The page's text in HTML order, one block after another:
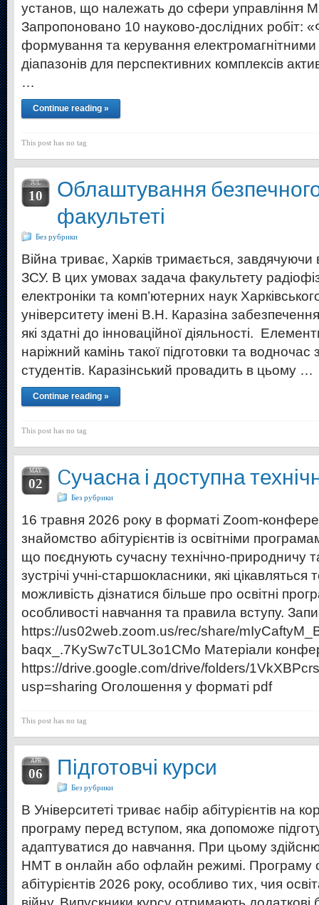
установ, що належать до сфери управління
Запропоновано 10 науково-дослідних робіт:
формування та керування
діапазонів для перспективних комплексів
…
Continue reading »
This post has no tag
JUL
10
Облаштування
факультеті
Без рубрики
Війна триває, Харків тримається,
ЗСУ. В цих умовах задача факультету
електроніки та комп’ютерних наук
університету імені В.Н. Каразіна
які здатні до інноваційної діяльності.
наріжний камінь такої підготовки та
студентів. Каразінський провадить в цьому …
Continue reading »
This post has no tag
MAY
02 Cучасна і доступна
Без рубрики
16 травня 2026 року в форматі Zoom-
знайомство абітурієнтів із освітніми
що поєднують сучасну технічно-природничу
зустрічі учні-старшокласники, які цікавляться
можливість дізнатися більше про освітні
особливості навчання та правила вступу.
https://us02web.zoom.us/rec/share/
baqx_.7KySw7cTUL3o1CMo Матеріали
https://drive.google.com/drive/folders/
usp=sharing Оголошення у форматі pdf
This post has no tag
APR
06 Підготовчі курси
Без рубрики
В Університеті триває набір абітурієнтів на
програму перед вступом, яка допоможе
адаптуватися до навчання. При цьому
НМТ в онлайн або офлайн режимі. Програму
абітурієнтів 2026 року, особливо тих, чия